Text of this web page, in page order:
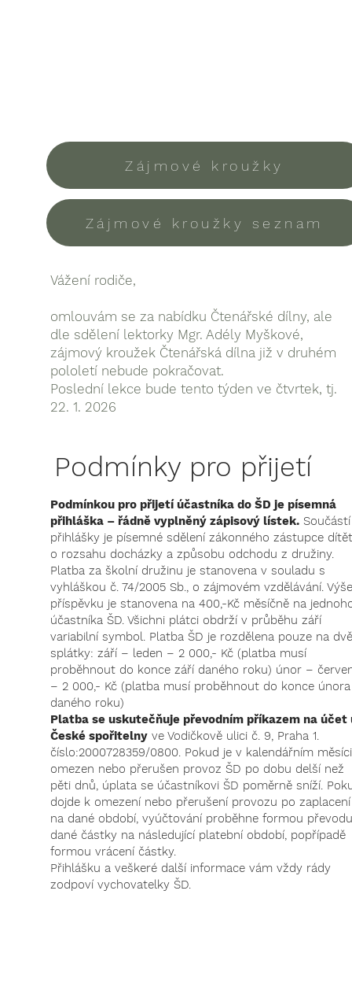
Zájmové kroužky
Zájmové kroužky seznam
Podmínkou pro přijetí účastníka do ŠD je písemná
přihláška – řádně vyplněný zápisový lístek. Součástí
přihlášky je písemné sdělení zákonného zástupce
o rozsahu docházky a způsobu odchodu z družiny.
Platba za školní družinu je stanovena v souladu s
vyhláškou č. 74/2005 Sb., o zájmovém vzdělávání. Výše
příspěvku je stanovena na 400,-Kč měsíčně na
účastníka ŠD. Všichni plátci obdrží v průběhu září
variabilní symbol. Platba ŠD je rozdělena pouze na dvě
splátky: září – leden – 2 000,- Kč (platba musí
proběhnout do konce září daného roku) únor –
– 2 000,- Kč (platba musí proběhnout do konce února
daného roku)
Platba se uskutečňuje převodním příkazem na účet
České spořitelny ve Vodičkově ulici č. 9, Praha 1.
číslo:2000728359/0800. Pokud je v kalendářním měsíci
omezen nebo přerušen provoz ŠD po dobu delší než
pěti dnů, úplata se účastníkovi ŠD poměrně sníží.
dojde k omezení nebo přerušení provozu po zaplacení
na dané období, vyúčtování proběhne formou převodu
dané částky na následující platební období, popřípadě
formou vrácení částky.
Přihlášku a veškeré další informace vám vždy rády
zodpoví vychovatelky ŠD.
Podmínky pro přijetí
Vážení rodiče,
omlouvám se za nabídku Čtenářské dílny, ale
dle sdělení lektorky Mgr. Adély Myškové,
zájmový kroužek Čtenářská dílna již v druhém
pololetí nebude pokračovat.
Poslední lekce bude tento týden ve čtvrtek, tj.
22. 1. 2026